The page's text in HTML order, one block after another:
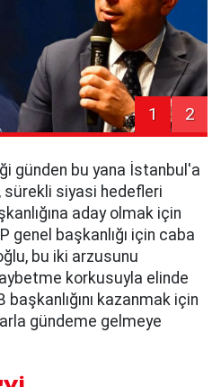
1 2
günden bu yana İstanbul'a
sürekli siyasi hedefleri
aday olmak için
genel başkanlığı için caba
bu iki arzusunu
korkusuyla elinde
kazanmak için
gündeme gelmeye